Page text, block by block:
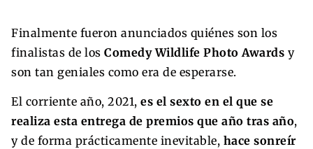
Finalmente fueron anunciados quiénes son los
finalistas de los Comedy Wildlife Photo Awards y
son tan geniales como era de esperarse.
El corriente año, 2021, es el sexto en el que se
realiza esta entrega de premios que año tras año,
y de forma prácticamente inevitable, hace sonreír